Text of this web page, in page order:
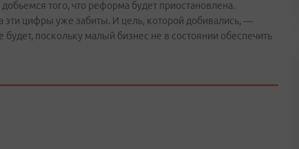
того, что реформа будет приостановлена.
эти цифры уже забиты. И цель, которой добивались, —
поскольку малый бизнес не в состоянии обеспечить